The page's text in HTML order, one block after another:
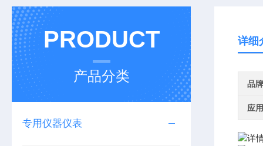
PRODUCT
产品分类
专用仪器仪表
详细
品牌
应